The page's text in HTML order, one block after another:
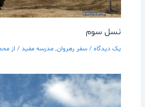
نسل سوم
یک دیدگاه / سفر رهروان, مدرسه مفيد/ از